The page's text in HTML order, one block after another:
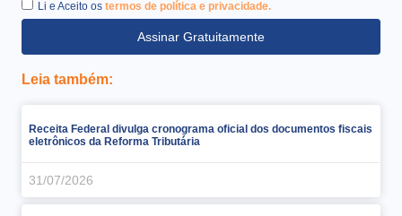
Li e Aceito os termos de política e privacidade.
Assinar Gratuitamente
Leia também:
Receita Federal divulga cronograma oficial dos documentos fiscais
eletrônicos da Reforma Tributária
31/07/2026